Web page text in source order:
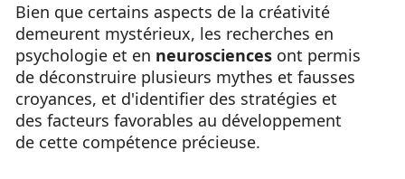
Bien que certains aspects de la créativité
demeurent mystérieux, les recherches en
psychologie et en neurosciences ont permis
de déconstruire plusieurs mythes et fausses
croyances, et d'identifier des stratégies et
des facteurs favorables au développement
de cette compétence précieuse.